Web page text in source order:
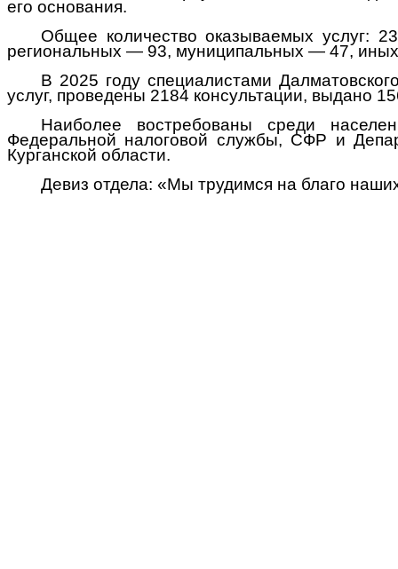
его основания.
Общее количество оказываемых услуг:
региональных — 93, муниципальных — 47,
В 2025 году специалистами
услуг, проведены 2184 консультации, выдано
Наиболее востребованы среди
Федеральной налоговой службы, СФР и
Курганской области.
Девиз отдела: «Мы трудимся на благо